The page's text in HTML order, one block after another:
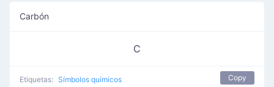
Carbón
C
Etiquetas: Símbolos químicos Copy